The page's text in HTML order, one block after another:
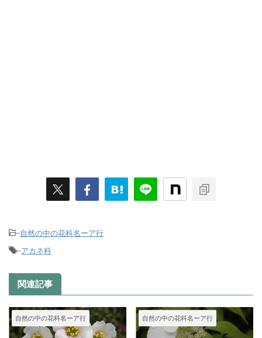
-自然の中の花科名ーア行
-アカネ科
関連記事
自然の中の花科名ーア行 自然の中の花科名ーア行